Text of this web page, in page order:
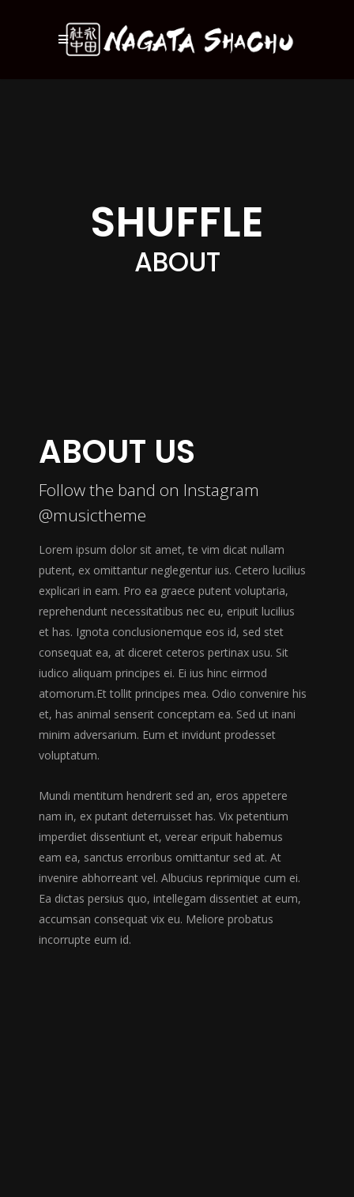
SHUFFLE
ABOUT
ABOUT US
Follow the band on Instagram
@musictheme
Lorem ipsum dolor sit amet, te vim dicat nullam
putent, ex omittantur neglegentur ius. Cetero lucilius
explicari in eam. Pro ea graece putent voluptaria,
reprehendunt necessitatibus nec eu, eripuit lucilius
et has. Ignota conclusionemque eos id, sed stet
consequat ea, at diceret ceteros pertinax usu. Sit
iudico aliquam principes ei. Ei ius hinc eirmod
atomorum.Et tollit principes mea. Odio convenire his
et, has animal senserit conceptam ea. Sed ut inani
minim adversarium. Eum et invidunt prodesset
voluptatum.
Mundi mentitum hendrerit sed an, eros appetere
nam in, ex putant deterruisset has. Vix petentium
imperdiet dissentiunt et, verear eripuit habemus
eam ea, sanctus erroribus omittantur sed at. At
invenire abhorreant vel. Albucius reprimique cum ei.
Ea dictas persius quo, intellegam dissentiet at eum,
accumsan consequat vix eu. Meliore probatus
incorrupte eum id.